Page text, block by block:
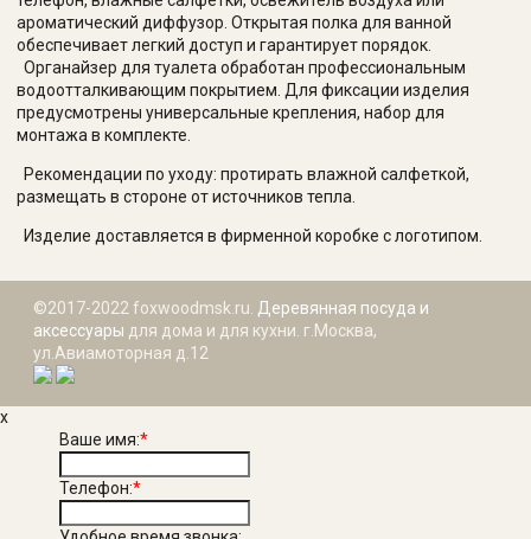
ароматический диффузор. Открытая полка для ванной
обеспечивает легкий доступ и гарантирует порядок.
Органайзер для туалета обработан профессиональным
водоотталкивающим покрытием. Для фиксации изделия
предусмотрены универсальные крепления, набор для
монтажа в комплекте.
Рекомендации по уходу: протирать влажной салфеткой,
размещать в стороне от источников тепла.
Изделие доставляется в фирменной коробке с логотипом.
©2017-2022 foxwoodmsk.ru. Деревянная посуда и
аксессуары для дома и для кухни. г.Москва,
ул.Авиамоторная д.12
x
Ваше имя:*
Телефон:*